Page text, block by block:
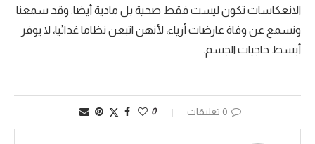
الانعكاسات تكون ليست فقط صحية بل مادية أيضا. وقد سمعنا
ونسمع عن وفاة عارضات أزياء، لأنهن اتبعن نظاما غدائيا، لا يوفر
أبسط حاجيات الجسم.
0 تعليقات 0